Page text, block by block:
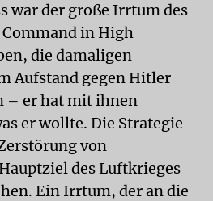
war der große Irrtum des
in High
die damaligen
Aufstand gegen Hitler
– er hat mit ihnen
er wollte. Die Strategie
von
des Luftkrieges
Ein Irrtum, der an die